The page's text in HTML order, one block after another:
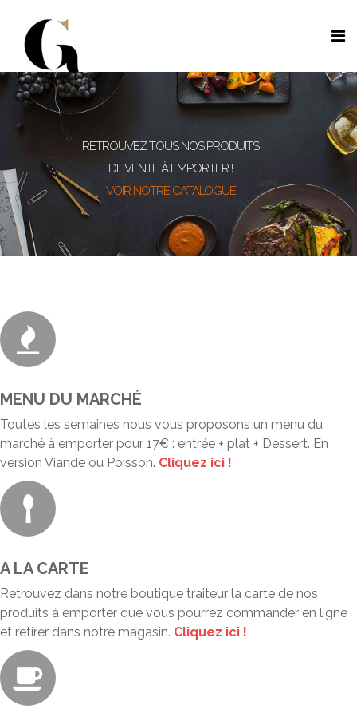
RETROUVEZ TOUS NOS PRODUITS
DE VENTE À EMPORTER !
VOIR NOTRE CATALOGUE
MENU DU MARCHÉ
Toutes les semaines nous vous proposons un menu du
marché à emporter pour 17€ : entrée + plat + Dessert. En
version Viande ou Poisson. Cliquez ici !
A LA CARTE
Retrouvez dans notre boutique traiteur la carte de nos
produits à emporter que vous pourrez commander en ligne
et retirer dans notre magasin. Cliquez ici !